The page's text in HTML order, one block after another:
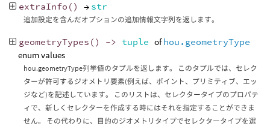
extraInfo () → str
追加設定を含んだオプションの追加情報文字列を返します。
geometryTypes () -> tuple ofhou.geometryType
enum values
hou.geometryType列挙値のタプルを返します。 このタプルでは、セレク
ターが許可するジオメトリ要素(例えば、ポイント、プリミティブ、エッ
ジなど)を記述しています。 このリストは、セレクタータイプのプロパテ
ィで、新しくセレクターを作成する時にはそれを指定することができま
せん。 その代わりに、目的のジオメトリタイプでセレクタータイプを選